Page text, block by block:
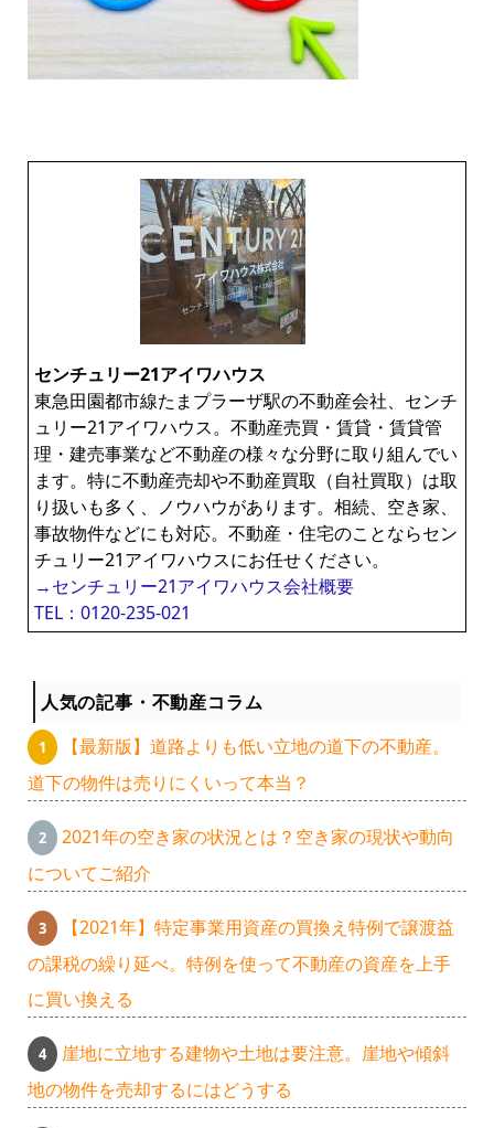
センチュリー21アイワハウス
東急田園都市線たまプラーザ駅の不動産会社、センチ
ュリー21アイワハウス。不動産売買・賃貸・賃貸管
理・建売事業など不動産の様々な分野に取り組んでい
ます。特に不動産売却や不動産買取（自社買取）は取
り扱いも多く、ノウハウがあります。相続、空き家、
事故物件などにも対応。不動産・住宅のことならセン
チュリー21アイワハウスにお任せください。
→センチュリー21アイワハウス会社概要
TEL：0120-235-021
人気の記事・不動産コラム
【最新版】道路よりも低い立地の道下の不動産。
道下の物件は売りにくいって本当？
2021年の空き家の状況とは？空き家の現状や動向
についてご紹介
【2021年】特定事業用資産の買換え特例で譲渡益
の課税の繰り延べ。特例を使って不動産の資産を上手
に買い換える
崖地に立地する建物や土地は要注意。崖地や傾斜
地の物件を売却するにはどうする